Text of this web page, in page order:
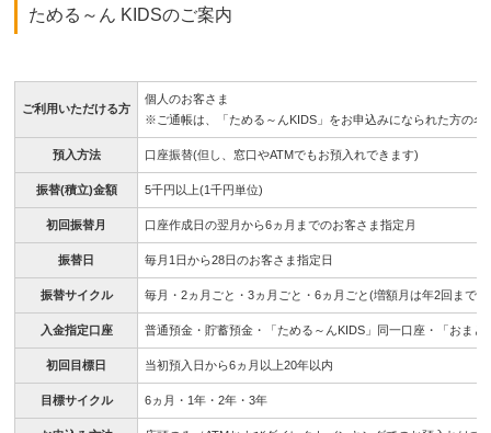
ためる～ん KIDSのご案内
ご利用いただける方
個人のお客さま
※ご通帳は、「ためる～んKIDS」をお申込みになられた方の名
預入方法 口座振替(但し、窓口やATMでもお預入れできます)
振替(積立)金額 5千円以上(1千円単位)
初回振替月 口座作成日の翌月から6ヵ月までのお客さま指定月
振替日 毎月1日から28日のお客さま指定日
振替サイクル 毎月・2ヵ月ごと・3ヵ月ごと・6ヵ月ごと(増額月は年2回まで)
入金指定口座 普通預金・貯蓄預金・「ためる～んKIDS」同一口座・「おまと
初回目標日 当初預入日から6ヵ月以上20年以内
目標サイクル 6ヵ月・1年・2年・3年